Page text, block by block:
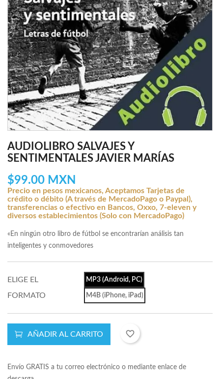
AUDIOLIBRO SALVAJES Y
SENTIMENTALES JAVIER MARÍAS
$99.00 MXN
Precio en pesos mexicanos, Aceptamos Tarjetas de
crédito o débito (A través de MercadoPago o Paypal),
transferencias o efectivo en Bancos, Oxxo, 7-eleven y
diversos establecimientos (Solo con MercadoPago)
«En ningún otro libro de fútbol se encontrarían análisis tan
inteligentes y conmovedores
ELIGE EL
FORMATO
MP3 (Android, PC)
M4B (iPhone, iPad)
AÑADIR AL CARRITO favorite_border
Envío GRATIS a tu correo electrónico o mediante enlace de